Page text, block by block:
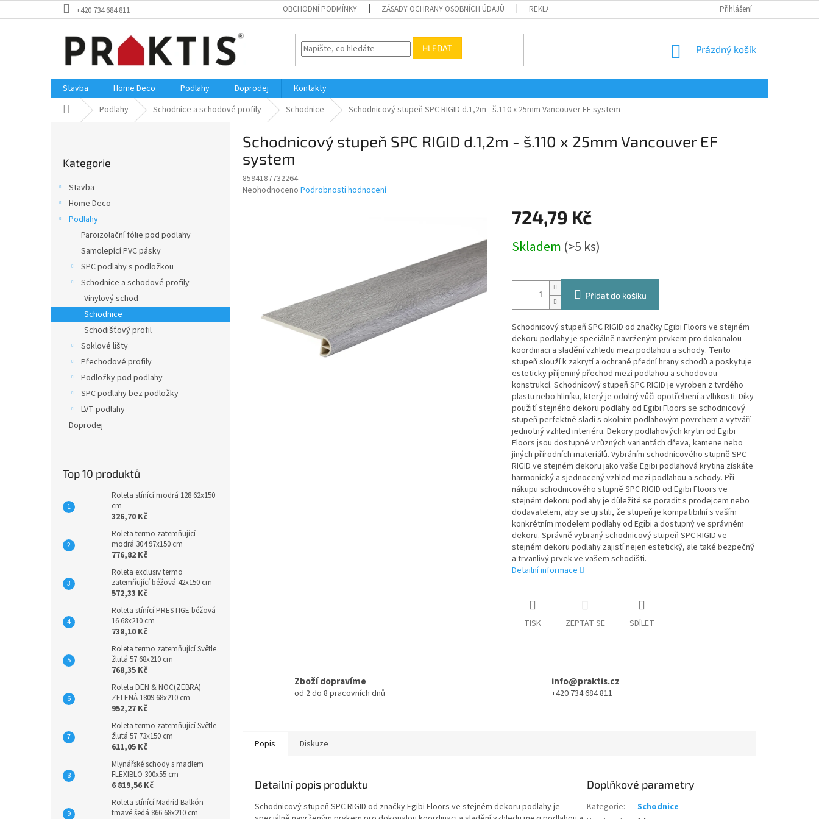
na
+420 734 684 811 OBCHODNÍ PODMÍNKY ZÁSADY OCHRANY OSOBNÍCH ÚDAJŮ REKLAMAČNÍ FORMULÁŘ Přihlášení
HLEDAT
NÁKUPNÍ
Prázdný košík
Stavba Home Deco Podlahy Doprodej
Kontakty
Domů Podlahy Schodnice a schodové profily Schodnice Schodnicový stupeň SPC RIGID d.1,2m - š.110 x 25mm Vancouver EF system
l
kategorie
Kategorie
Stavba
Home Deco
Podlahy
Paroizolační fólie pod podlahy
Samolepící PVC pásky
SPC podlahy s podložkou
Schodnice a schodové profily
Vinylový schod
Schodnice
Schodišťový profil
Soklové lišty
Přechodové profily
Podložky pod podlahy
SPC podlahy bez podložky
LVT podlahy
Doprodej
Top 10 produktů
Roleta stínící modrá 128 62x150
cm
326,70 Kč
Roleta termo zatemňující
modrá 304 97x150 cm
776,82 Kč
Roleta exclusiv termo
zatemňující béžová 42x150 cm
572,33 Kč
Roleta stínící PRESTIGE béžová
16 68x210 cm
738,10 Kč
Roleta termo zatemňující Světle
žlutá 57 68x210 cm
768,35 Kč
Roleta DEN & NOC(ZEBRA)
ZELENÁ 1809 68x210 cm
952,27 Kč
Roleta termo zatemňující Světle
žlutá 57 73x150 cm
611,05 Kč
Mlynářské schody s madlem
FLEXIBLO 300x55 cm
6 819,56 Kč
Roleta stínící Madrid Balkón
tmavě šedá 866 68x210 cm
Schodnicový stupeň SPC RIGID d.1,2m - š.110 x 25mm Vancouver EF
system
8594187732264
Průměrné
Neohodnoceno Podrobnosti hodnocení
724,79 Kč
cena:
Skladem (>5 ks)
Přidat do košíku
Schodnicový stupeň SPC RIGID od značky Egibi Floors ve stejném
dekoru podlahy je speciálně navrženým prvkem pro dokonalou
koordinaci a sladění vzhledu mezi podlahou a schody. Tento
stupeň slouží k zakrytí a ochraně přední hrany schodů a poskytuje
esteticky příjemný přechod mezi podlahou a schodovou
konstrukcí. Schodnicový stupeň SPC RIGID je vyroben z tvrdého
plastu nebo hliníku, který je odolný vůči opotřebení a vlhkosti. Díky
použití stejného dekoru podlahy od Egibi Floors se schodnicový
stupeň perfektně sladí s okolním podlahovým povrchem a vytváří
jednotný vzhled interiéru. Dekory podlahových krytin od Egibi
Floors jsou dostupné v různých variantách dřeva, kamene nebo
jiných přírodních materiálů. Vybráním schodnicového stupně SPC
RIGID ve stejném dekoru jako vaše Egibi podlahová krytina získáte
harmonický a sjednocený vzhled mezi podlahou a schody. Při
nákupu schodnicového stupně SPC RIGID od Egibi Floors ve
stejném dekoru podlahy je důležité se poradit s prodejcem nebo
dodavatelem, aby se ujistili, že stupeň je kompatibilní s vaším
konkrétním modelem podlahy od Egibi a dostupný ve správném
dekoru. Správně vybraný schodnicový stupeň SPC RIGID ve
stejném dekoru podlahy zajistí nejen estetický, ale také bezpečný
a trvanlivý prvek ve vašem schodišti.
Detailní informace
TISK ZEPTAT SE SDÍLET
Zboží dopravíme
od 2 do 8 pracovních dnů
info@praktis.cz
+420 734 684 811
Popis Diskuze
Detailní popis produktu
Schodnicový stupeň SPC RIGID od značky Egibi Floors ve stejném dekoru podlahy je
Doplňkové parametry
Kategorie:
Schodnice